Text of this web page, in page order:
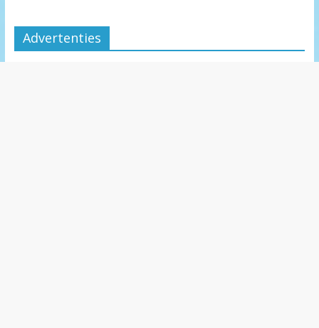
Advertenties